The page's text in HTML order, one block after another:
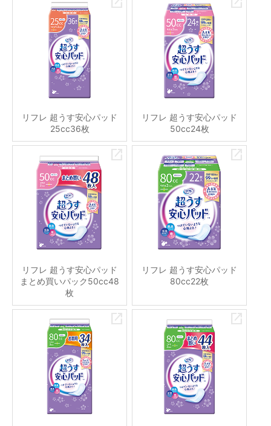
リフレ 超うす安心パッド
25cc36枚
リフレ 超うす安心パッド
50cc24枚
リフレ 超うす安心パッド
まとめ買いパック50cc48
枚
リフレ 超うす安心パッド
80cc22枚